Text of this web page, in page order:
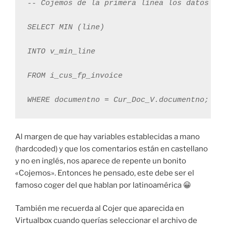
-- Cojemos de la primera línea los datos de
SELECT MIN (line)
INTO v_min_line
FROM i_cus_fp_invoice
Al margen de que hay variables establecidas a mano
(hardcoded) y que los comentarios están en castellano
y no en inglés, nos aparece de repente un bonito
«Cojemos». Entonces he pensado, este debe ser el
famoso coger del que hablan por latinoamérica 😀
También me recuerda al Cojer que aparecida en
Virtualbox cuando querías seleccionar el archivo de